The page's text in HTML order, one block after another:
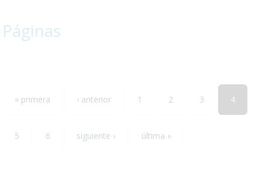
Páginas
« primera ‹ anterior 1 2 3 4
5 6 siguiente › última »